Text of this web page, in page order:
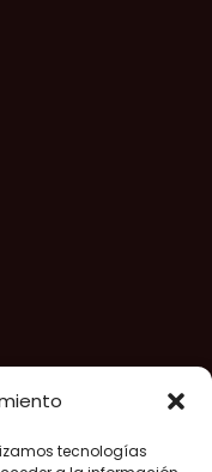
tecnologías
reservados –